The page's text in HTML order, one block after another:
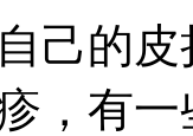
己的
，有